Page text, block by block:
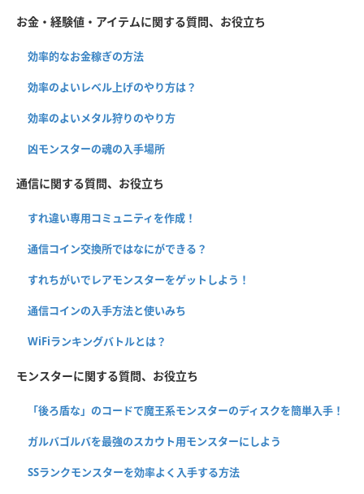
お金・経験値・アイテムに関する質問、お役立ち
効率的なお金稼ぎの方法
効率のよいレベル上げのやり方は？
効率のよいメタル狩りのやり方
凶モンスターの魂の入手場所
通信に関する質問、お役立ち
すれ違い専用コミュニティを作成！
通信コイン交換所ではなにができる？
すれちがいでレアモンスターをゲットしよう！
通信コインの入手方法と使いみち
WiFiランキングバトルとは？
モンスターに関する質問、お役立ち
「後ろ盾な」のコードで魔王系モンスターのディスクを簡単入手！
ガルバゴルバを最強のスカウト用モンスターにしよう
SSランクモンスターを効率よく入手する方法